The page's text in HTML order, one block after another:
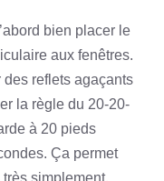
bien placer le
aux fenêtres.
des reflets agaçants
la règle du 20-20-
à 20 pieds
Ça permet
simplement.